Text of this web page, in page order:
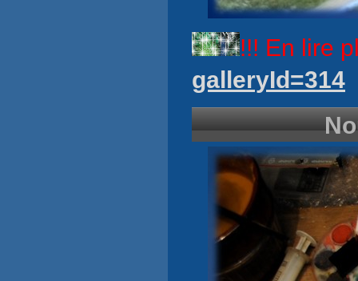
!!! En lire
galleryId=314